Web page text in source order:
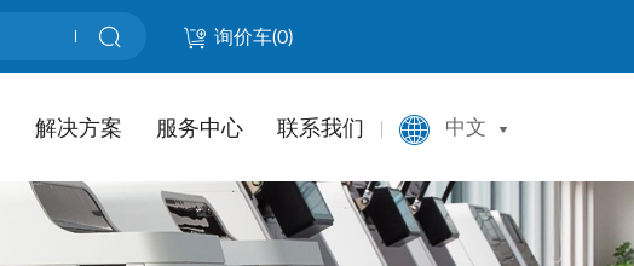
询价车(0)
解决方案 服务中心 联系我们 中文